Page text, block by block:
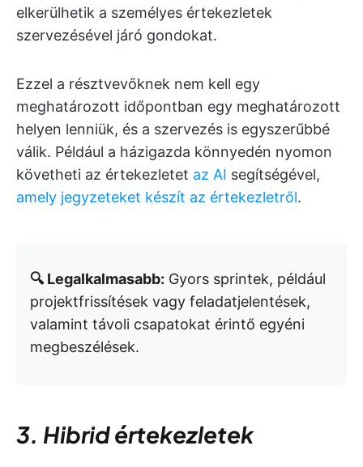
elkerülhetik a személyes értekezletek
szervezésével járó gondokat.
Ezzel a résztvevőknek nem kell egy
meghatározott időpontban egy meghatározott
helyen lenniük, és a szervezés is egyszerűbbé
válik. Például a házigazda könnyedén nyomon
követheti az értekezletet az AI segítségével,
amely jegyzeteket készít az értekezletről.
🔍 Legalkalmasabb: Gyors sprintek, például
projektfrissítések vagy feladatjelentések,
valamint távoli csapatokat érintő egyéni
megbeszélések.
3. Hibrid értekezletek